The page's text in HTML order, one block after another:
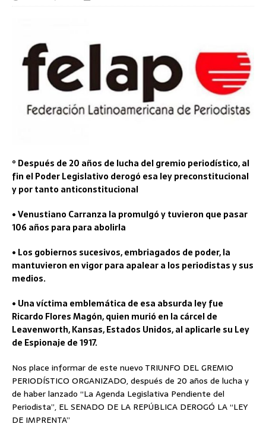
º Después de 20 años de lucha del gremio periodístico, al
fin el Poder Legislativo derogó esa ley preconstitucional
y por tanto anticonstitucional
• Venustiano Carranza la promulgó y tuvieron que pasar
106 años para para abolirla
• Los gobiernos sucesivos, embriagados de poder, la
mantuvieron en vigor para apalear a los periodistas y sus
medios.
• Una víctima emblemática de esa absurda ley fue
Ricardo Flores Magón, quien murió en la cárcel de
Leavenworth, Kansas, Estados Unidos, al aplicarle su Ley
de Espionaje de 1917.
Nos place informar de este nuevo TRIUNFO DEL GREMIO
PERIODÍSTICO ORGANIZADO, después de 20 años de lucha y
de haber lanzado “La Agenda Legislativa Pendiente del
Periodista”, EL SENADO DE LA REPÚBLICA DEROGÓ LA “LEY
DE IMPRENTA”